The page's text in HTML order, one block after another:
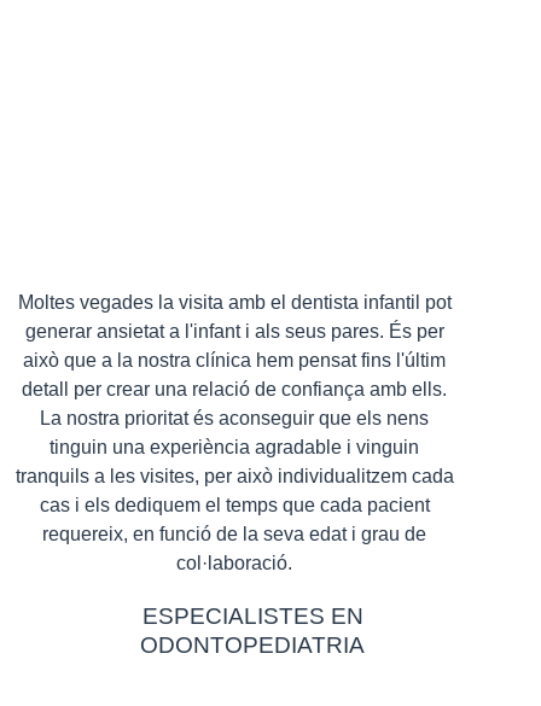
Moltes vegades la visita amb el dentista infantil pot
generar ansietat a l'infant i als seus pares. És per
això que a la nostra clínica hem pensat fins l'últim
detall per crear una relació de confiança amb ells.
La nostra prioritat és aconseguir que els nens
tinguin una experiència agradable i vinguin
tranquils a les visites, per això individualitzem cada
cas i els dediquem el temps que cada pacient
requereix, en funció de la seva edat i grau de
col·laboració.
ESPECIALISTES EN
ODONTOPEDIATRIA